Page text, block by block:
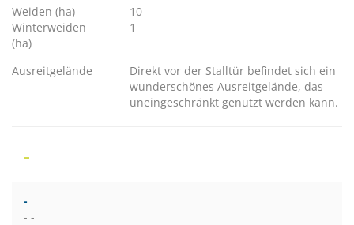
Weiden (ha)
10
Winterweiden
(ha)
1
Ausreitgelände
Direkt vor der Stalltür befindet sich ein
wunderschönes Ausreitgelände, das
uneingeschränkt genutzt werden kann.
-
-
- -